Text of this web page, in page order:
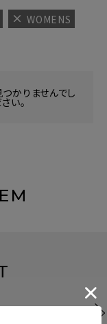
WOMENS
かりませんでし
い。